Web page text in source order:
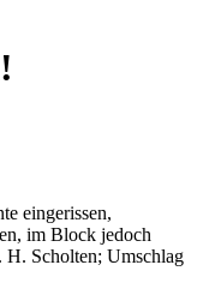
eingerissen,
im Block jedoch
H. Scholten; Umschlag